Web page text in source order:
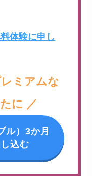
体験に申し
ミアムな
に ／
ル）3か月
込む